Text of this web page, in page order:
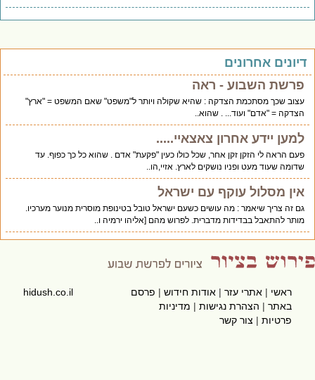
אחרונים
פרשת השבוע - ראה
עצוב שכך מסתכמת הצדקה : שהיא שקולה ויותר ל"משפט" שאם המשפט = "ארץ"
הצדקה = "אדם" ועוד... . שהוא..
למען יידע אחרון צאצאיי.....
פעם הראה לי הזקן זקן אחר, שכל כולו כעין "פקעת" אדם . שהוא כל כך כפוף. עד
שדומה שעוד מעט ופניו נושקים לארץ. אזיי,הו..
אין מסלול עוקף עם ישראל
גם זה צריך שיאמר : מה עושים כשעם ישראל טובל בטינופת מוסרית מנוער מערכיו.
מותר להתאבל בבדידות מדברית. לפרוש מהם [אליהו ירמיה ו..
ראשי|אתרי עזר|אודות חידוש|פרסם
באתר|הצהרת נגישות|מדיניות
פרטיות|צור קשר
hidush.co.il